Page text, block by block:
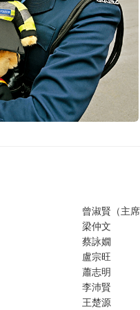
曾淑賢（主
梁仲文
蔡詠嫺
盧宗旺
蕭志明
李沛賢
王楚源